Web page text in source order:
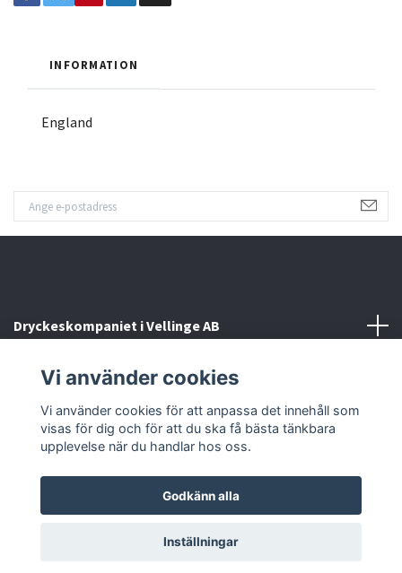
INFORMATION
England
Dryckeskompaniet i Vellinge AB
Kontakta oss
Sociala medier
© 2026 Dryckeskompaniet i Vellinge
Vi använder cookies
Vi använder cookies för att anpassa det innehåll som
visas för dig och för att du ska få bästa tänkbara
upplevelse när du handlar hos oss.
Godkänn alla
Inställningar